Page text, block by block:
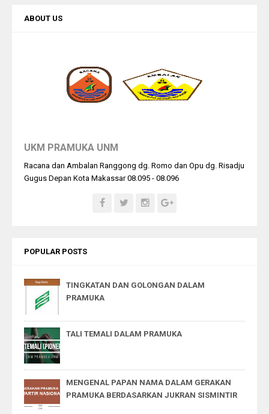
ABOUT US
UKM PRAMUKA UNM
Racana dan Ambalan Ranggong dg. Romo dan Opu dg. Risadju
Gugus Depan Kota Makassar 08.095 - 08.096
POPULAR POSTS
TINGKATAN DAN GOLONGAN DALAM
PRAMUKA
TALI TEMALI DALAM PRAMUKA
MENGENAL PAPAN NAMA DALAM GERAKAN
PRAMUKA BERDASARKAN JUKRAN SISMINTIR